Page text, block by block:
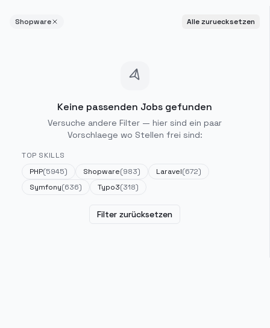
Shopware Alle zuruecksetzen
Keine passenden Jobs gefunden
Versuche andere Filter — hier sind ein paar
Vorschlaege wo Stellen frei sind:
TOP SKILLS
PHP(5945) Shopware(983) Laravel(672)
Symfony(636) Typo3(318)
Filter zurücksetzen